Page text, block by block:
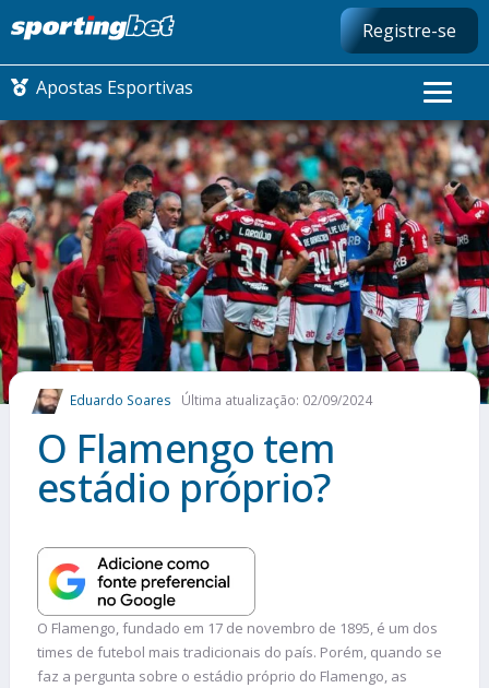
Registre-se
Apostas Esportivas
CONMEBOL LIBERTADORES
FUTEBOL NACIONAL
FUTEBOL INTERNACIONAL
COMO APOSTAR
MAIS ESPORTES
Eduardo Soares Última atualização: 02/09/2024
O Flamengo tem
estádio próprio?
O Flamengo, fundado em 17 de novembro de 1895, é um dos
times de futebol mais tradicionais do país. Porém, quando se
faz a pergunta sobre o estádio próprio do Flamengo, as